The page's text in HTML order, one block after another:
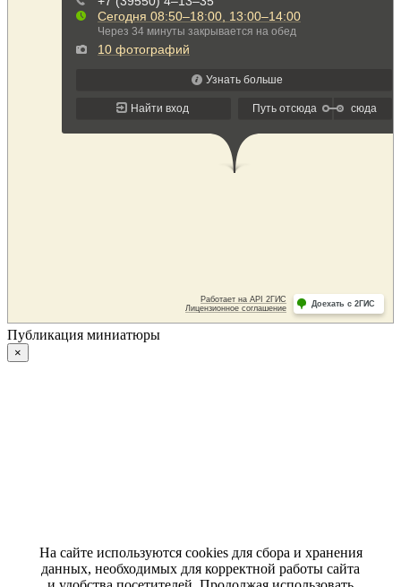
Публикация миниатюры
×
На сайте используются cookies для сбора и хранения
данных, необходимых для корректной работы сайта